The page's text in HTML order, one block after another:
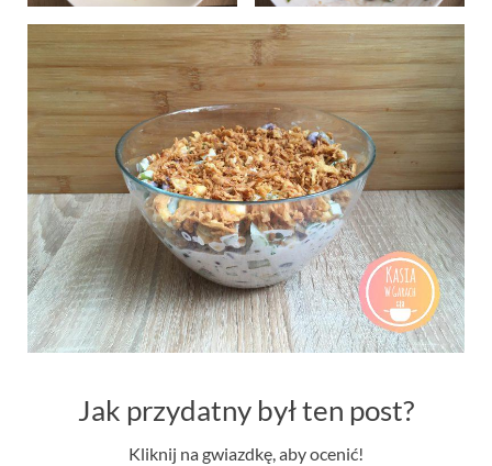
Jak przydatny był ten post?
Kliknij na gwiazdkę, aby ocenić!